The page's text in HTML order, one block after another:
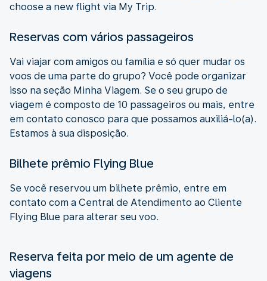
choose a new flight via My Trip.
Reservas com vários passageiros
Vai viajar com amigos ou família e só quer mudar os
voos de uma parte do grupo? Você pode organizar
isso na seção Minha Viagem. Se o seu grupo de
viagem é composto de 10 passageiros ou mais, entre
em contato conosco para que possamos auxiliá-lo(a).
Estamos à sua disposição.
Bilhete prêmio Flying Blue
Se você reservou um bilhete prêmio, entre em
contato com a Central de Atendimento ao Cliente
Flying Blue para alterar seu voo.
Reserva feita por meio de um agente de
viagens